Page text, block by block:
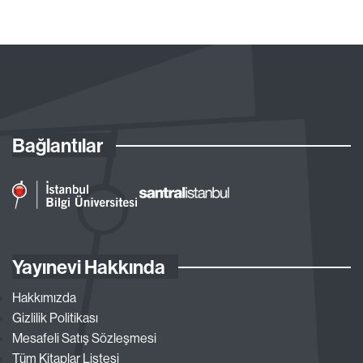
Bağlantılar
Yayınevi Hakkında
Hakkımızda
Gizlilik Politikası
Mesafeli Satış Sözleşmesi
Tüm Kitaplar Listesi